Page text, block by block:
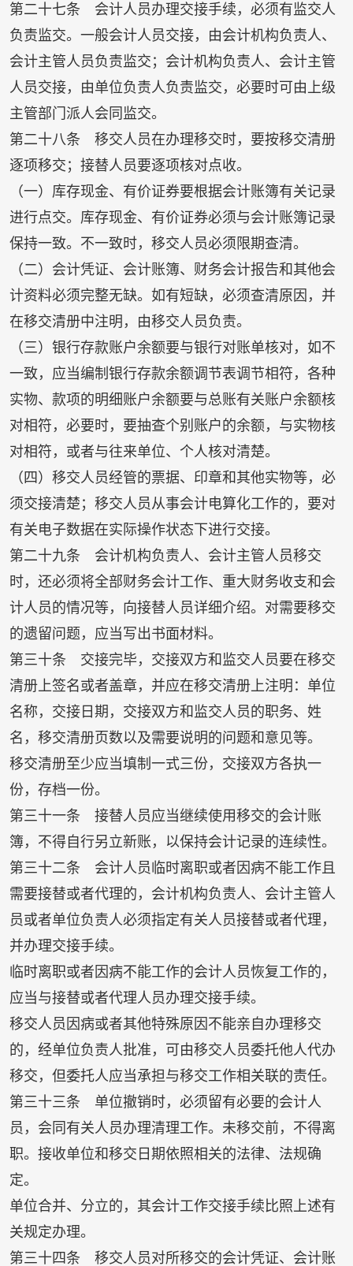
第二十七条 会计人员办理交接手续，必须有监交人
负责监交。一般会计人员交接，由会计机构负责人、
会计主管人员负责监交；会计机构负责人、会计主管
人员交接，由单位负责人负责监交，必要时可由上级
主管部门派人会同监交。
第二十八条 移交人员在办理移交时，要按移交清册
逐项移交；接替人员要逐项核对点收。
（一）库存现金、有价证券要根据会计账簿有关记录
进行点交。库存现金、有价证券必须与会计账簿记录
保持一致。不一致时，移交人员必须限期查清。
（二）会计凭证、会计账簿、财务会计报告和其他会
计资料必须完整无缺。如有短缺，必须查清原因，并
在移交清册中注明，由移交人员负责。
（三）银行存款账户余额要与银行对账单核对，如不
一致，应当编制银行存款余额调节表调节相符，各种
实物、款项的明细账户余额要与总账有关账户余额核
对相符，必要时，要抽查个别账户的余额，与实物核
对相符，或者与往来单位、个人核对清楚。
（四）移交人员经管的票据、印章和其他实物等，必
须交接清楚；移交人员从事会计电算化工作的，要对
有关电子数据在实际操作状态下进行交接。
第二十九条 会计机构负责人、会计主管人员移交
时，还必须将全部财务会计工作、重大财务收支和会
计人员的情况等，向接替人员详细介绍。对需要移交
的遗留问题，应当写出书面材料。
第三十条 交接完毕，交接双方和监交人员要在移交
清册上签名或者盖章，并应在移交清册上注明：单位
名称，交接日期，交接双方和监交人员的职务、姓
名，移交清册页数以及需要说明的问题和意见等。
移交清册至少应当填制一式三份，交接双方各执一
份，存档一份。
第三十一条 接替人员应当继续使用移交的会计账
簿，不得自行另立新账，以保持会计记录的连续性。
第三十二条 会计人员临时离职或者因病不能工作且
需要接替或者代理的，会计机构负责人、会计主管人
员或者单位负责人必须指定有关人员接替或者代理，
并办理交接手续。
临时离职或者因病不能工作的会计人员恢复工作的，
应当与接替或者代理人员办理交接手续。
移交人员因病或者其他特殊原因不能亲自办理移交
的，经单位负责人批准，可由移交人员委托他人代办
移交，但委托人应当承担与移交工作相关联的责任。
第三十三条 单位撤销时，必须留有必要的会计人
员，会同有关人员办理清理工作。未移交前，不得离
职。接收单位和移交日期依照相关的法律、法规确
定。
单位合并、分立的，其会计工作交接手续比照上述有
关规定办理。
第三十四条 移交人员对所移交的会计凭证、会计账